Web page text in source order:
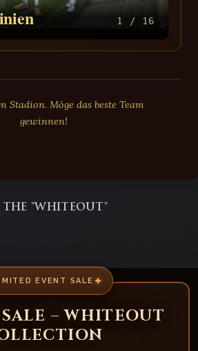
1 / 16
Stadion. Möge das beste Team
gewinnen!
THE "WHITEOUT"
EVENT SALE ✦
– WHITEOUT